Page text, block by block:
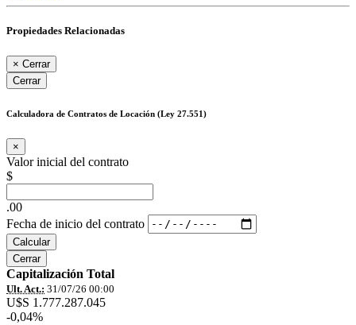
Propiedades Relacionadas
× Cerrar
Cerrar
Calculadora de Contratos de Locación (Ley 27.551)
×
Valor inicial del contrato
$
.00
Fecha de inicio del contrato
Calcular
Cerrar
Capitalización Total
Ult. Act.: 31/07/26 00:00
U$S 1.777.287.045
-0,04%